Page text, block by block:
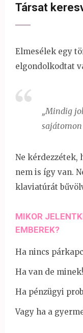
Társat
Elmesélek egy
elgondolkodtat
„Mindig
sajátomon
Ne kérdezzétek,
nem is így van.
klaviatúrát
MIKOR
EMBEREK?
Ha nincs
Ha van de minek!
Ha pénzügyi
Vagy ha a